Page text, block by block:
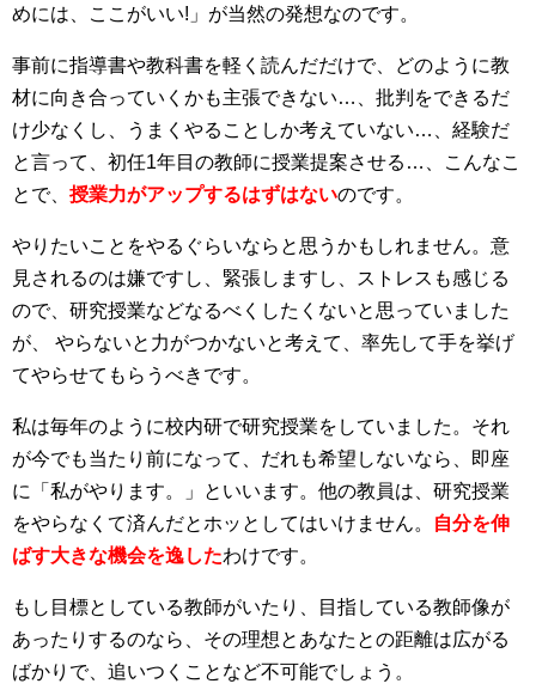
めには、ここがいい!」が当然の発想なのです。
事前に指導書や教科書を軽く読んだだけで、どのように教
材に向き合っていくかも主張できない…、批判をできるだ
け少なくし、うまくやることしか考えていない…、経験だ
と言って、初任1年目の教師に授業提案させる…、こんなこ
とで、 授業力がアップするはずはないのです。
やりたいことをやるぐらいならと思うかもしれません。意
見されるのは嫌ですし、緊張しますし、ストレスも感じる
ので、研究授業などなるべくしたくないと思っていました
が、 やらないと力がつかないと考えて、率先して手を挙げ
てやらせてもらうべきです。
私は毎年のように校内研で研究授業をしていました。それ
が今でも当たり前になって、だれも希望しないなら、即座
に「私がやります。」といいます。他の教員は、研究授業
をやらなくて済んだとホッとしてはいけません。
自分を伸
ばす大きな機会を逸したわけです。
もし目標としている教師がいたり、目指している教師像が
あったりするのなら、その理想とあなたとの距離は広がる
ばかりで、追いつくことなど不可能でしょう。